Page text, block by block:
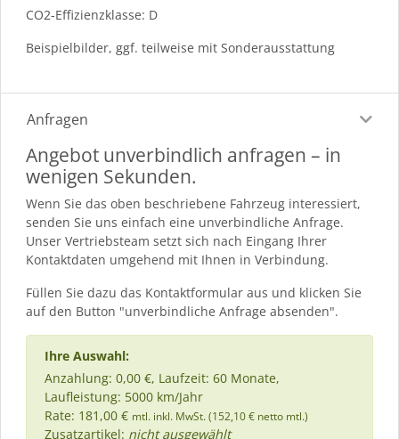
CO2-Effizienzklasse: D
Beispielbilder, ggf. teilweise mit Sonderausstattung
Anfragen
Angebot unverbindlich anfragen – in
wenigen Sekunden.
Wenn Sie das oben beschriebene Fahrzeug interessiert,
senden Sie uns einfach eine unverbindliche Anfrage.
Unser Vertriebsteam setzt sich nach Eingang Ihrer
Kontaktdaten umgehend mit Ihnen in Verbindung.
Füllen Sie dazu das Kontaktformular aus und klicken Sie
auf den Button "unverbindliche Anfrage absenden".
Ihre Auswahl:
Anzahlung: 0,00 €, Laufzeit: 60 Monate,
Laufleistung: 5000 km/Jahr
Rate: 181,00 € mtl. inkl. MwSt. (152,10 € netto mtl.)
Zusatzartikel: nicht ausgewählt